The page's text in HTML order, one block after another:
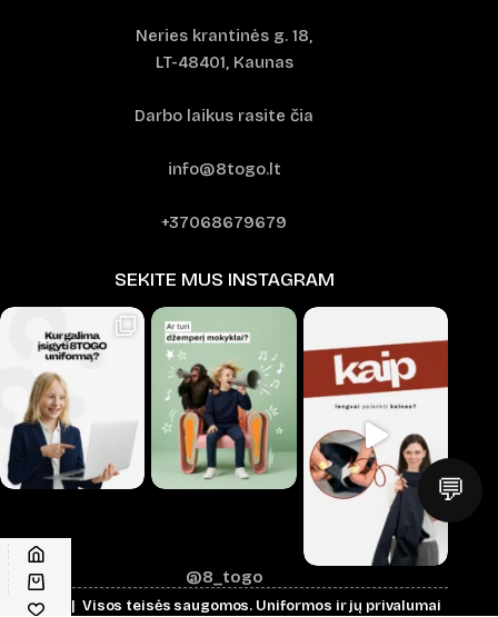
Neries krantinės g. 18,
LT-48401, Kaunas
Darbo laikus rasite čia
info@8togo.lt
+37068679679
SEKITE MUS INSTAGRAM
@8_togo
© 2026 | Visos teisės saugomos. Uniformos ir jų privalumai
💬